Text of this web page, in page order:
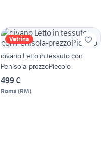
Vetrina
divano Letto in tessuto con
Penisola-prezzoPiccolo
499 €
Roma (RM)